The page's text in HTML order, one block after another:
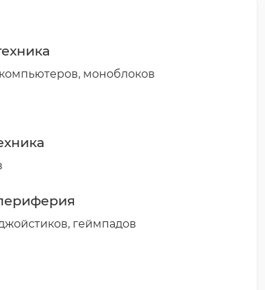
моноблоков
геймпадов